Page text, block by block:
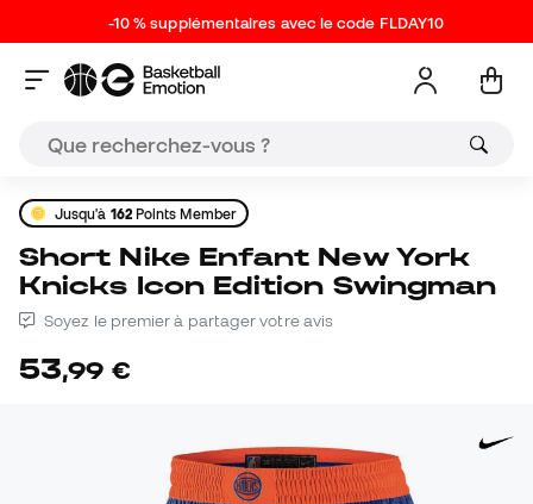
-10 % supplémentaires avec le code FLDAY10
Jusqu'à 162Points Member
Short Nike Enfant New York
Knicks Icon Edition Swingman
Soyez le premier à partager votre avis
53,99 €